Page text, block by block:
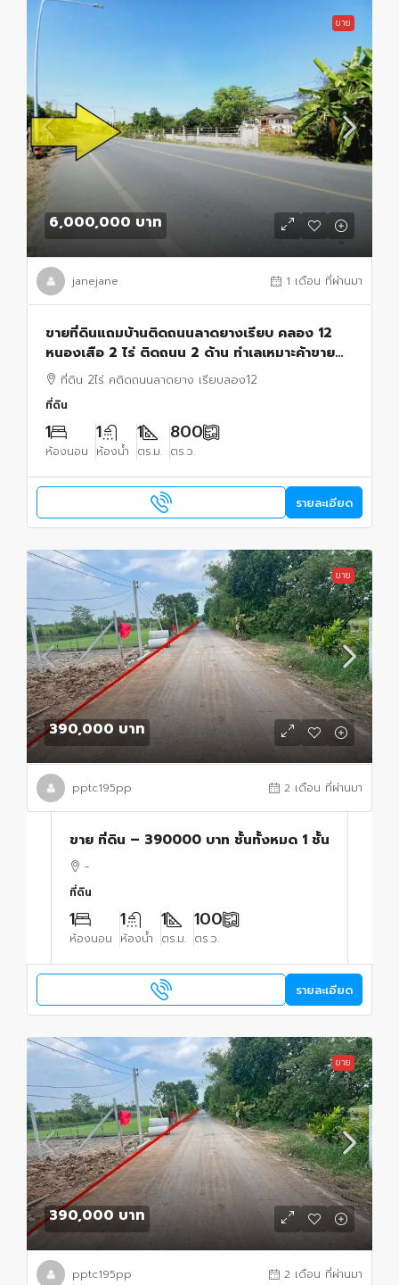
ขาย
6,000,000 บาท
janejane 1 เดือน ที่ผ่านมา
ขายที่ดินแถมบ้านติดถนนลาดยางเรียบ คลอง 12
หนองเสือ 2 ไร่ ติดถนน 2 ด้าน ทำเลเหมาะค้าขาย
เหมาะทำโกดัง อยู่ใกล้แหล่งชุมชน
ที่ดิน 2ไร่ คติดถนนลาดยาง เรียบลอง12
ที่ดิน
1
ห้องนอน
1
ห้องน้ำ
1
ตร.ม.
800
ตร.ว.
รายละเอียด
ขาย
390,000 บาท
pptc195pp 2 เดือน ที่ผ่านมา
ขาย ที่ดิน – 390000 บาท ชั้นทั้งหมด 1 ชั้น
-
ที่ดิน
1
ห้องนอน
1
ห้องน้ำ
1
ตร.ม.
100
ตร.ว.
รายละเอียด
ขาย
390,000 บาท
pptc195pp 2 เดือน ที่ผ่านมา